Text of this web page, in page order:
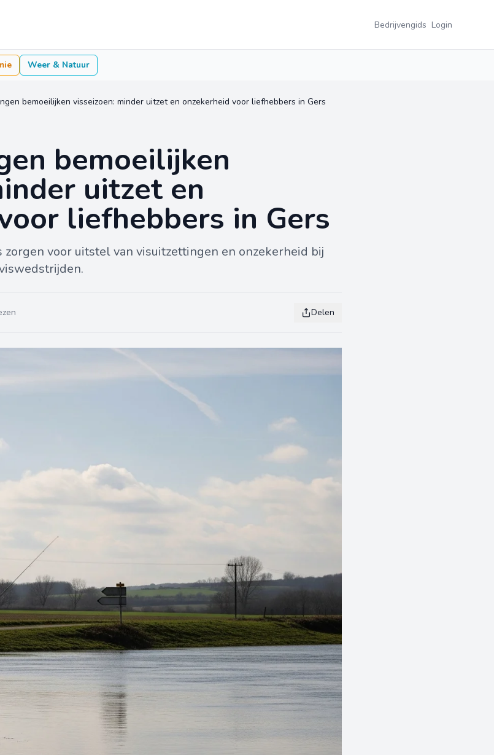
Bedrijvengids Login
Weer & Natuur
bemoeilijken visseizoen: minder uitzet en onzekerheid voor liefhebbers in Gers
bemoeilijken
uitzet en
liefhebbers in Gers
zorgen voor uitstel van visuitzettingen en onzekerheid bij
Delen